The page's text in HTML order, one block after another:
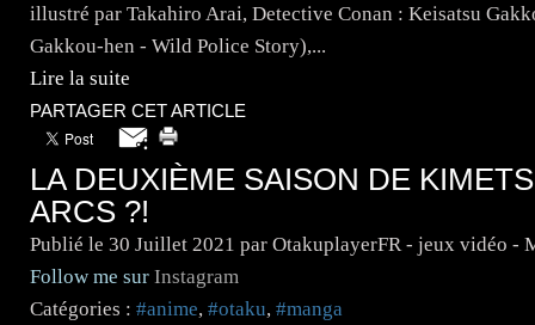
illustré par Takahiro Arai, Detective Conan : Keisatsu
Gakkou-hen - Wild Police Story),...
Lire la suite
PARTAGER CET ARTICLE
LA DEUXIÈME SAISON DE
ARCS ?!
Publié le 30 Juillet 2021 par OtakuplayerFR - jeux vidéo -
Follow me sur Instagram
Catégories : #anime, #otaku, #manga